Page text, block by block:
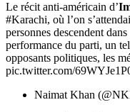
Le récit anti-américain d’
#Karachi, où l’on
personnes descendent
performance du parti, un
opposants politiques, les
pic.twitter.com/
Naimat Khan